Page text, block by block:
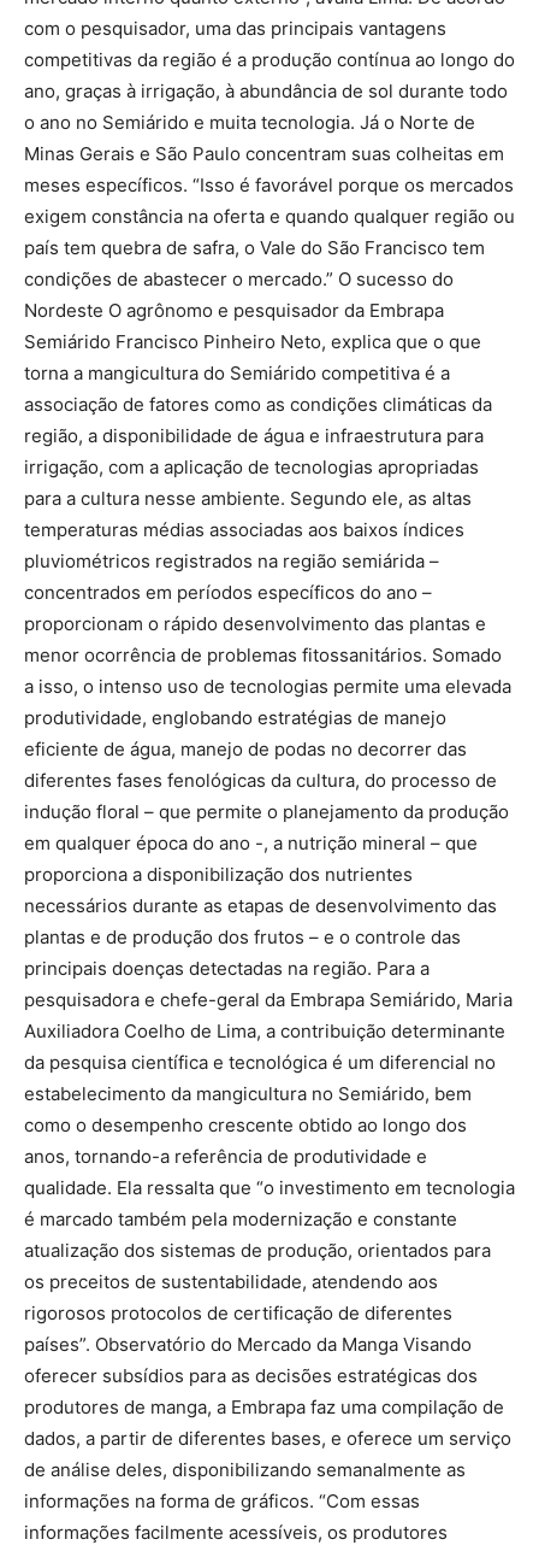
com o pesquisador, uma das principais vantagens
competitivas da região é a produção contínua ao longo do
ano, graças à irrigação, à abundância de sol durante todo
o ano no Semiárido e muita tecnologia. Já o Norte de
Minas Gerais e São Paulo concentram suas colheitas em
meses específicos. “Isso é favorável porque os mercados
exigem constância na oferta e quando qualquer região ou
país tem quebra de safra, o Vale do São Francisco tem
condições de abastecer o mercado.” O sucesso do
Nordeste O agrônomo e pesquisador da Embrapa
Semiárido Francisco Pinheiro Neto, explica que o que
torna a mangicultura do Semiárido competitiva é a
associação de fatores como as condições climáticas da
região, a disponibilidade de água e infraestrutura para
irrigação, com a aplicação de tecnologias apropriadas
para a cultura nesse ambiente. Segundo ele, as altas
temperaturas médias associadas aos baixos índices
pluviométricos registrados na região semiárida –
concentrados em períodos específicos do ano –
proporcionam o rápido desenvolvimento das plantas e
menor ocorrência de problemas fitossanitários. Somado
a isso, o intenso uso de tecnologias permite uma elevada
produtividade, englobando estratégias de manejo
eficiente de água, manejo de podas no decorrer das
diferentes fases fenológicas da cultura, do processo de
indução floral – que permite o planejamento da produção
em qualquer época do ano -, a nutrição mineral – que
proporciona a disponibilização dos nutrientes
necessários durante as etapas de desenvolvimento das
plantas e de produção dos frutos – e o controle das
principais doenças detectadas na região. Para a
pesquisadora e chefe-geral da Embrapa Semiárido, Maria
Auxiliadora Coelho de Lima, a contribuição determinante
da pesquisa científica e tecnológica é um diferencial no
estabelecimento da mangicultura no Semiárido, bem
como o desempenho crescente obtido ao longo dos
anos, tornando-a referência de produtividade e
qualidade. Ela ressalta que “o investimento em tecnologia
é marcado também pela modernização e constante
atualização dos sistemas de produção, orientados para
os preceitos de sustentabilidade, atendendo aos
rigorosos protocolos de certificação de diferentes
países”. Observatório do Mercado da Manga Visando
oferecer subsídios para as decisões estratégicas dos
produtores de manga, a Embrapa faz uma compilação de
dados, a partir de diferentes bases, e oferece um serviço
de análise deles, disponibilizando semanalmente as
informações na forma de gráficos. “Com essas
informações facilmente acessíveis, os produtores